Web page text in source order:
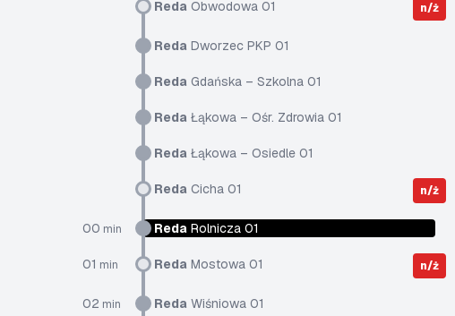
Reda Obwodowa 01 n/ż
Reda Dworzec PKP 01
Reda Gdańska – Szkolna 01
Reda Łąkowa – Ośr. Zdrowia 01
Reda Łąkowa – Osiedle 01
Reda Cicha 01 n/ż
00 min Reda Rolnicza 01
01 min Reda Mostowa 01 n/ż
02 min Reda Wiśniowa 01